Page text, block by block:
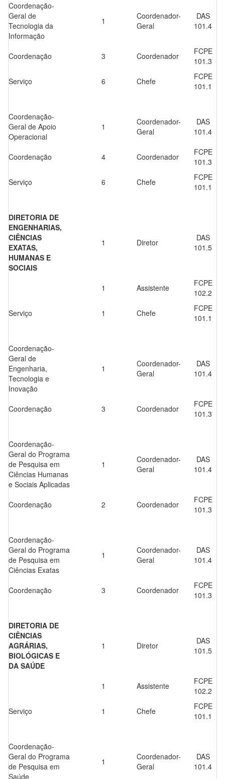
Coordenação-
Geral de
Tecnologia da
Informação
1
Coordenador-
Geral
DAS
101.4
Coordenação 3 Coordenador
FCPE
101.3
Serviço
6 Chefe
FCPE
101.1
Coordenação-
Geral de Apoio
Operacional
1
Coordenador-
Geral
DAS
101.4
Coordenação 4 Coordenador
FCPE
101.3
Serviço
6 Chefe
FCPE
101.1
DIRETORIA DE
ENGENHARIAS,
CIÊNCIAS
EXATAS,
HUMANAS E
SOCIAIS
1 Diretor
DAS
101.5
1 Assistente
FCPE
102.2
Serviço
1 Chefe
FCPE
101.1
Coordenação-
Geral de
Engenharia,
Tecnologia e
Inovação
1
Coordenador-
Geral
DAS
101.4
Coordenação 3 Coordenador
FCPE
101.3
Coordenação-
Geral do Programa
de Pesquisa em
Ciências Humanas
e Sociais Aplicadas
1
Coordenador-
Geral
DAS
101.4
Coordenação 2 Coordenador
FCPE
101.3
Coordenação-
Geral do Programa
de Pesquisa em
Ciências Exatas
1
Coordenador-
Geral
DAS
101.4
Coordenação 3 Coordenador
FCPE
101.3
DIRETORIA DE
CIÊNCIAS
AGRÁRIAS,
BIOLÓGICAS E
DA SAÚDE
1 Diretor
DAS
101.5
1 Assistente
FCPE
102.2
Serviço
1 Chefe
FCPE
101.1
Coordenação-
Geral do Programa
de Pesquisa em
Saúde
1
Coordenador-
Geral
DAS
101.4